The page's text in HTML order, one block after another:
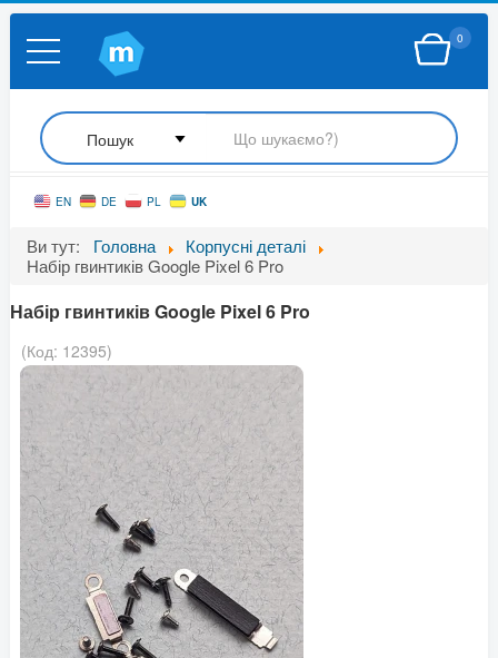
0
EN DE PL UK
Ви тут: Головна
Корпусні деталі
Набір гвинтиків Google Pixel 6 Pro
Набір гвинтиків Google Pixel 6 Pro
(Код: 12395)